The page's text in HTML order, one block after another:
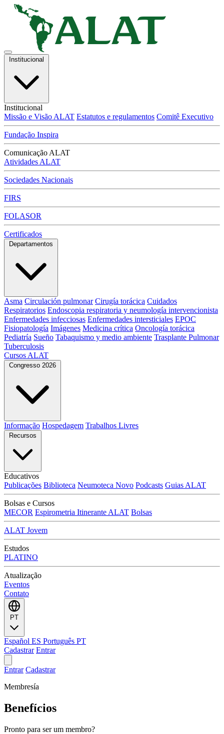
Institucional
Institucional
Missão e Visão ALAT Estatutos e regulamentos Comitê Executivo
Fundação Inspira
Comunicação ALAT
Atividades ALAT
Sociedades Nacionais
FIRS
FOLASOR
Certificados
Departamentos
Asma Circulación pulmonar Cirugía torácica Cuidados
Respiratorios Endoscopia respiratoria y neumología intervencionista
Enfermedades infecciosas Enfermedades intersticiales EPOC
Fisiopatología Imágenes Medicina crítica Oncología torácica
Pediatría Sueño Tabaquismo y medio ambiente Trasplante Pulmonar
Tuberculosis
Cursos ALAT
Congresso 2026
Informação Hospedagem Trabalhos Livres
Recursos
Educativos
Publicações Biblioteca Neumoteca Novo Podcasts Guias ALAT
Bolsas e Cursos
MECOR Espirometria Itinerante ALAT Bolsas
ALAT Jovem
Estudos
PLATINO
Atualização
Eventos
Contato
PT
Español ES Português PT
Cadastrar Entrar
Entrar Cadastrar
Membresía
Benefícios
Pronto para ser um membro?